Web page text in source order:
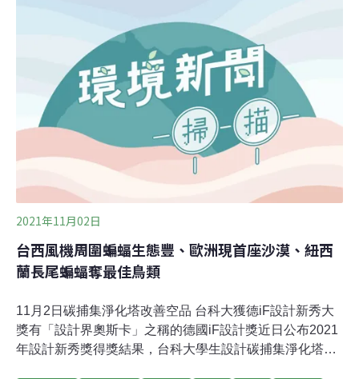
府間氣候變遷專門委員會（IPCC）於2020年提出的「氣
候變遷與土地特別報告」也指出，多蔬果、少肉食的飲
食，可讓動物飼養量降低，直接減少溫室氣體排放，到
2050年的溫室氣體減緩潛力估計為7億到80億公噸二氧化
碳當量。IPCC於2022年新出爐第六次評估報告的第三冊
「氣候變遷的
2021年11月02日
台西風機周圍蝙蝠生態豐、歐洲現首座沙漠、紐西
蘭長尾蝙蝠奪最佳鳥類
11月2日碳捕集淨化塔改善空品 台科大獲德iF設計新秀大
獎有「設計界奧斯卡」之稱的德國iF設計獎近日公布2021
年設計新秀獎得獎結果，台科大學生設計碳捕集淨化塔，